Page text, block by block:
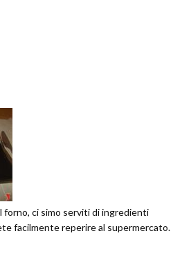
forno, ci simo serviti di ingredienti
facilmente reperire al supermercato.